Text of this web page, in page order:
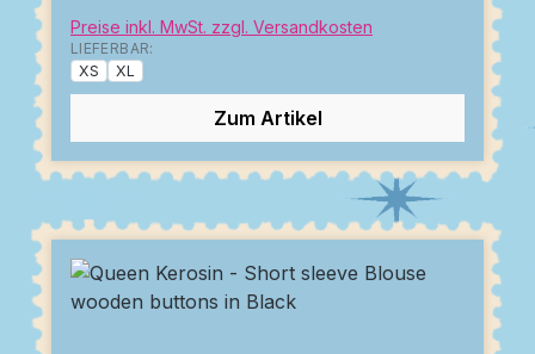
Preise inkl. MwSt. zzgl. Versandkosten
LIEFERBAR:
XS
XL
Zum Artikel